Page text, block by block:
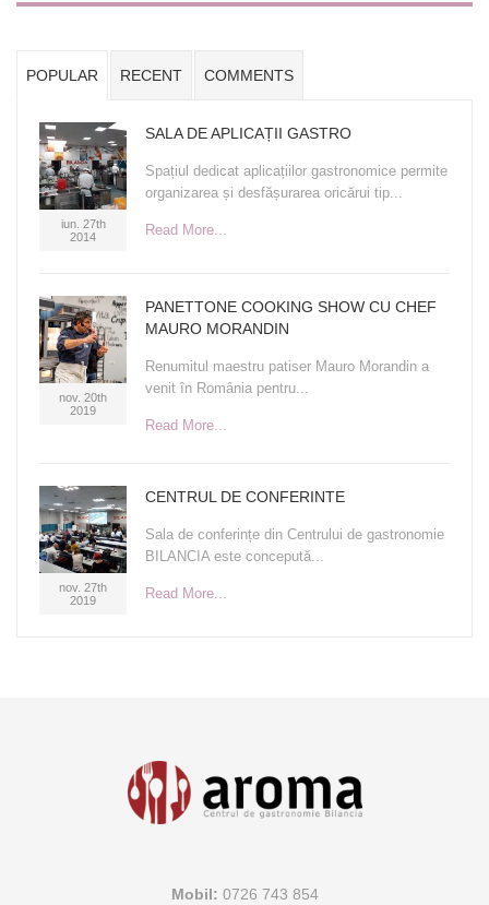
POPULAR RECENT COMMENTS
iun. 27th
2014
SALA DE APLICAȚII GASTRO
Spațiul dedicat aplicațiilor gastronomice permite
organizarea și desfășurarea oricărui tip...
Read More...
nov. 20th
2019
PANETTONE COOKING SHOW CU CHEF
MAURO MORANDIN
Renumitul maestru patiser Mauro Morandin a
venit în România pentru...
Read More...
nov. 27th
2019
CENTRUL DE CONFERINTE
Sala de conferințe din Centrului de gastronomie
BILANCIA este concepută...
Read More...
Mobil: 0726 743 854